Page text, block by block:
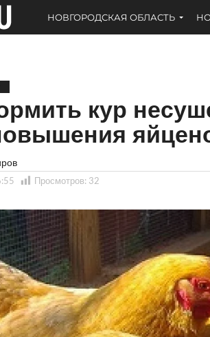
НОВГОРОДСКАЯ ОБЛАСТЬ
кур
Просмотров: 32